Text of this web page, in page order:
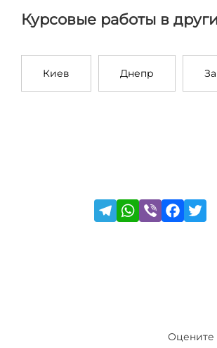
Курсовые работы в
Киев Днепр
Оцените